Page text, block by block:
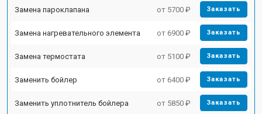
Замена пароклапана от 5700 ₽ Заказать
Замена нагревательного элемента от 6900 ₽ Заказать
Замена термостата от 5100 ₽ Заказать
Заменить бойлер от 6400 ₽ Заказать
Заменить уплотнитель бойлера от 5850 ₽ Заказать